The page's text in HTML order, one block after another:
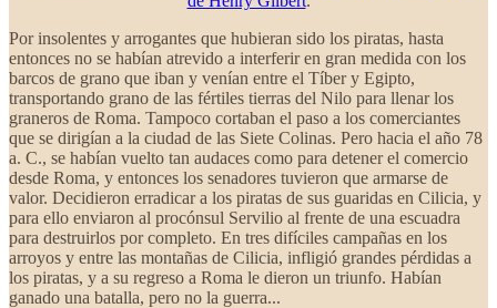
Por insolentes y arrogantes que hubieran sido los piratas, hasta
entonces no se habían atrevido a interferir en gran medida con los
barcos de grano que iban y venían entre el Tíber y Egipto,
transportando grano de las fértiles tierras del Nilo para llenar los
graneros de Roma. Tampoco cortaban el paso a los comerciantes
que se dirigían a la ciudad de las Siete Colinas. Pero hacia el año 78
a. C., se habían vuelto tan audaces como para detener el comercio
desde Roma, y entonces los senadores tuvieron que armarse de
valor. Decidieron erradicar a los piratas de sus guaridas en Cilicia, y
para ello enviaron al procónsul Servilio al frente de una escuadra
para destruirlos por completo. En tres difíciles campañas en los
arroyos y entre las montañas de Cilicia, infligió grandes pérdidas a
los piratas, y a su regreso a Roma le dieron un triunfo. Habían
ganado una batalla, pero no la guerra...